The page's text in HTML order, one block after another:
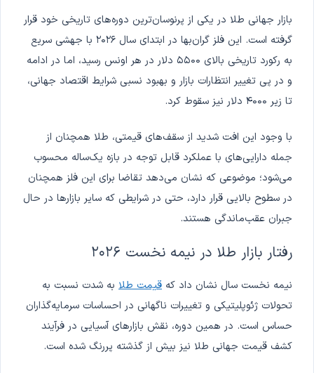
بازار جهانی طلا در یکی از پرنوسان‌ترین دوره‌های تاریخی خود قرار
گرفته است. این فلز گران‌بها در ابتدای سال ۲۰۲۶ با جهشی سریع
به رکورد تاریخی بالای ۵۵۰۰ دلار در هر اونس رسید، اما در ادامه
و در پی تغییر انتظارات بازار و بهبود نسبی شرایط اقتصاد جهانی،
تا زیر ۴۰۰۰ دلار نیز سقوط کرد.
با وجود این افت شدید از سقف‌های قیمتی، طلا همچنان از
جمله دارایی‌های با عملکرد قابل توجه در بازه یک‌ساله محسوب
می‌شود؛ موضوعی که نشان می‌دهد تقاضا برای این فلز همچنان
در سطوح بالایی قرار دارد، حتی در شرایطی که سایر بازارها در حال
جبران عقب‌ماندگی هستند.
رفتار بازار طلا در نیمه نخست ۲۰۲۶
نیمه نخست سال نشان داد که قیمت طلا به شدت نسبت به
تحولات ژئوپلیتیکی و تغییرات ناگهانی در احساسات سرمایه‌گذاران
حساس است. در همین دوره، نقش بازارهای آسیایی در فرآیند
کشف قیمت جهانی طلا نیز بیش از گذشته پررنگ شده است.